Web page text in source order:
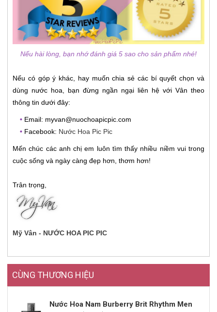
Nếu hài lòng, bạn nhớ đánh giá 5 sao cho sản phẩm nhé!
Nếu có góp ý khác, hay muốn chia sẻ các bí quyết chọn và
dùng nước hoa, bạn đừng ngần ngại liên hệ với Vân theo
thông tin dưới đây:
• Email: myvan@nuochoapicpic.com
• Facebook: Nước Hoa Pic Pic
Mến chúc các anh chị em luôn tìm thấy nhiều niềm vui trong
cuộc sống và ngày càng đẹp hơn, thơm hơn!
Trân trọng,
Mỹ Vân - NƯỚC HOA PIC PIC
CÙNG THƯƠNG HIỆU
Nước Hoa Nam Burberry Brit Rhythm Men